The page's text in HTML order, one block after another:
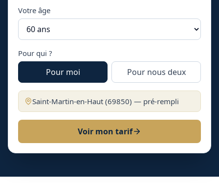
Votre âge
Pour qui ?
Pour moi Pour nous deux
Saint-Martin-en-Haut (69850) — pré-rempli
Voir mon tarif